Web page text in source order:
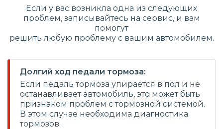
Если у вас возникла одна из следующих
проблем, записывайтесь на сервис, и вам
помогут
решить любую проблему с вашим автомобилем.
Долгий ход педали тормоза:
Если педаль тормоза упирается в пол и не
останавливает автомобиль, это может быть
признаком проблем с тормозной системой.
В этом случае необходима диагностика
тормозов.